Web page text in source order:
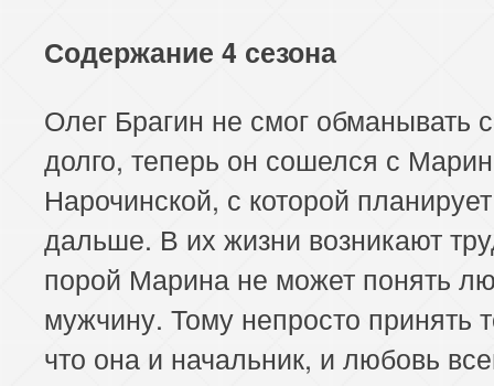
Содержание 4 сезона
Олег Брагин не смог обманывать
долго, теперь он сошелся с
Нарочинской, с которой
дальше. В их жизни возникают
порой Марина не может понять
мужчину. Тому непросто принять
что она и начальник, и любовь